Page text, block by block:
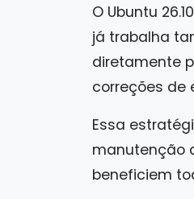
O Ubuntu
já trabalha
diretamente
correções de
Essa
manutenção
beneficiem